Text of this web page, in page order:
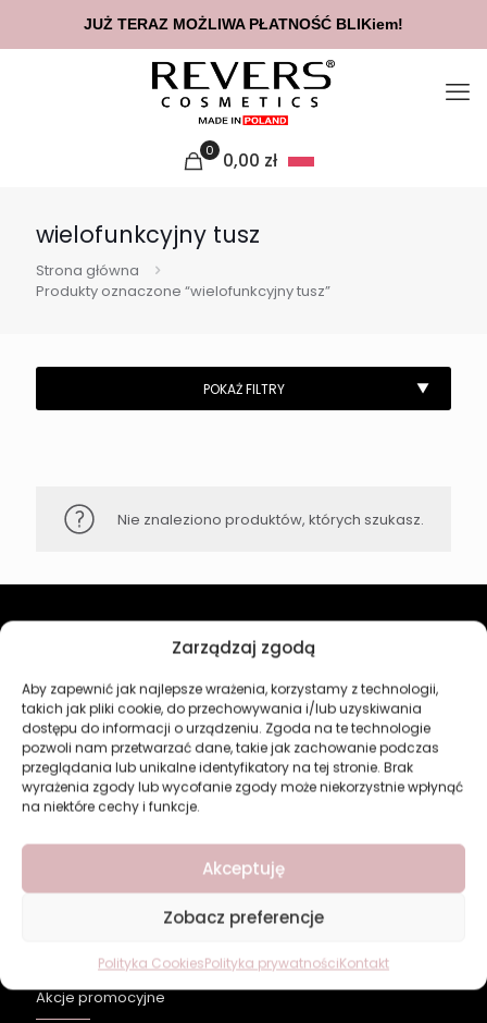
Zarządzaj zgodą
Aby zapewnić jak najlepsze wrażenia, korzystamy z technologii,
takich jak pliki cookie, do przechowywania i/lub uzyskiwania
dostępu do informacji o urządzeniu. Zgoda na te technologie
pozwoli nam przetwarzać dane, takie jak zachowanie podczas
przeglądania lub unikalne identyfikatory na tej stronie. Brak
wyrażenia zgody lub wycofanie zgody może niekorzystnie wpłynąć
na niektóre cechy i funkcje.
Akceptuję
Zobacz preferencje
Polityka CookiesPolityka prywatnościKontakt
0 0,00 zł
wielofunkcyjny tusz
Strona główna
Produkty oznaczone “wielofunkcyjny tusz”
Nie znaleziono produktów, których szukasz.
O firmie
Nasz marki
Kontakt
Kategorie
Manicure i Pedicure
Bestsellery
Akcje promocyjne
JUŻ TERAZ MOŻLIWA PŁATNOŚĆ BLIKiem!